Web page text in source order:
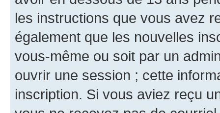
les instructions que vous avez
également que les nouvelles
vous-même ou soit par un
ouvrir une session ; cette
inscription. Si vous aviez reçu